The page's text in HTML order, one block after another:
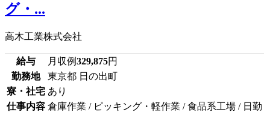
グ・...
高木工業株式会社
給与 月収例329,875円
勤務地
東京都 日の出町
寮・社宅 あり
仕事内容 倉庫作業 / ピッキング・軽作業 / 食品系工場 / 日勤